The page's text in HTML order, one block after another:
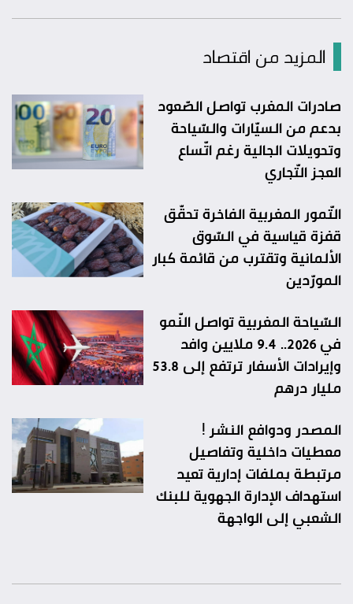
المزيد من اقتصاد
صادرات المغرب تواصل الصّعود
بدعم من السيّارات والسّياحة
وتحويلات الجالية رغم اتّساع
العجز التّجاري
التّمور المغربية الفاخرة تحقّق
قفزة قياسية في السّوق
الألمانية وتقترب من قائمة كبار
المورّدين
السّياحة المغربية تواصل النّمو
في 2026.. 9.4 ملايين وافد
وإيرادات الأسفار ترتفع إلى 53.8
مليار درهم
المصدر ودوافع النشر !
معطيات داخلية وتفاصيل
مرتبطة بملفات إدارية تعيد
استهداف الإدارة الجهوية للبنك
الشعبي إلى الواجهة